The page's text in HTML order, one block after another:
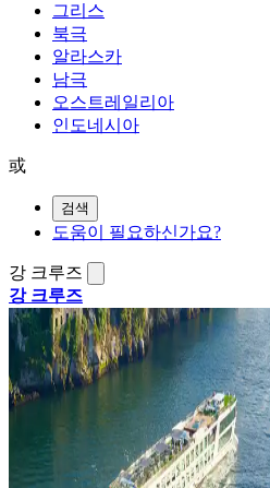
그리스
북극
알라스카
남극
오스트레일리아
인도네시아
或
검색
도움이 필요하신가요?
강 크루즈
강 크루즈